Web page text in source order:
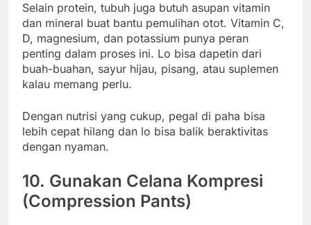
Selain protein, tubuh juga butuh asupan vitamin
dan mineral buat bantu pemulihan otot. Vitamin C,
D, magnesium, dan potassium punya peran
penting dalam proses ini. Lo bisa dapetin dari
buah-buahan, sayur hijau, pisang, atau suplemen
kalau memang perlu.
Dengan nutrisi yang cukup, pegal di paha bisa
lebih cepat hilang dan lo bisa balik beraktivitas
dengan nyaman.
10. Gunakan Celana Kompresi
(Compression Pants)